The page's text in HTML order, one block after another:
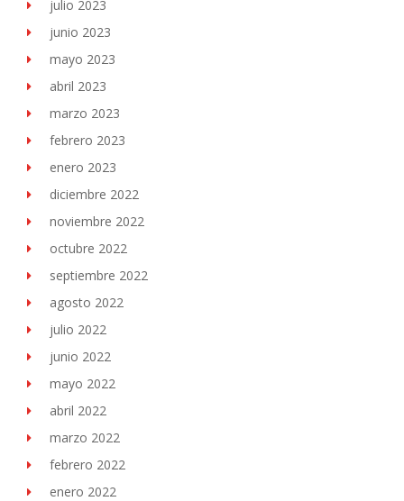
julio 2023
junio 2023
mayo 2023
abril 2023
marzo 2023
febrero 2023
enero 2023
diciembre 2022
noviembre 2022
octubre 2022
septiembre 2022
agosto 2022
julio 2022
junio 2022
mayo 2022
abril 2022
marzo 2022
febrero 2022
enero 2022